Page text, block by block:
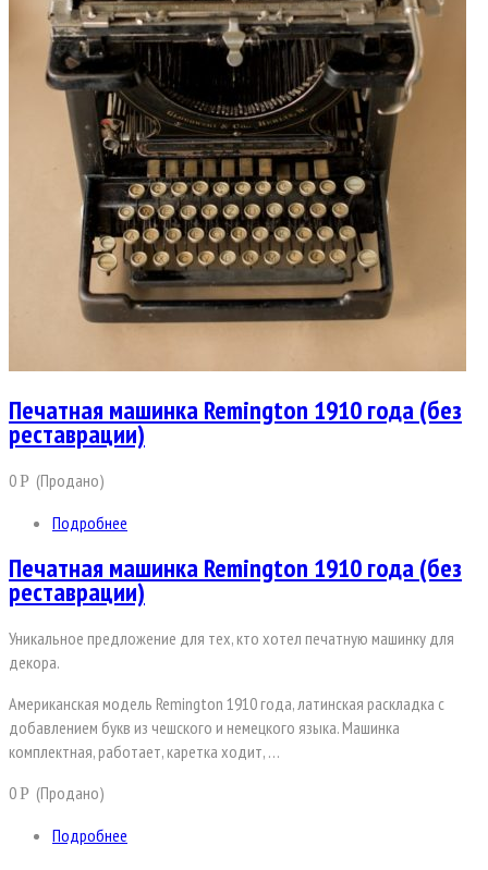
Печатная машинка Remington 1910 года (без
реставрации)
0Р (Продано)
Подробнее
Печатная машинка Remington 1910 года (без
реставрации)
Уникальное предложение для тех, кто хотел печатную машинку для
декора.
Американская модель Remington 1910 года, латинская раскладка с
добавлением букв из чешского и немецкого языка. Машинка
комплектная, работает, каретка ходит, …
0Р (Продано)
Подробнее